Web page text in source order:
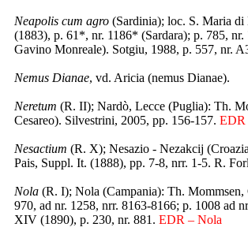
Neapolis cum agro (Sardinia); loc. S. Maria
(1883), p. 61*, nr. 1186* (Sardara); p. 785,
Gavino Monreale). Sotgiu, 1988, p. 557, nr.
Nemus Dianae, vd. Aricia (nemus Dianae).
Neretum (R. II); Nardò, Lecce (Puglia): Th.
Cesareo). Silvestrini, 2005, pp. 156-157.EDR
Nesactium (R. X); Nesazio - Nezakcij
Pais, Suppl. It. (1888), pp. 7-8, nrr. 1-5. R.
Nola (R. I); Nola (Campania): Th.
970, ad nr. 1258, nrr. 8163-8166; p. 1008
XIV (1890), p. 230, nr. 881.EDR – Nola